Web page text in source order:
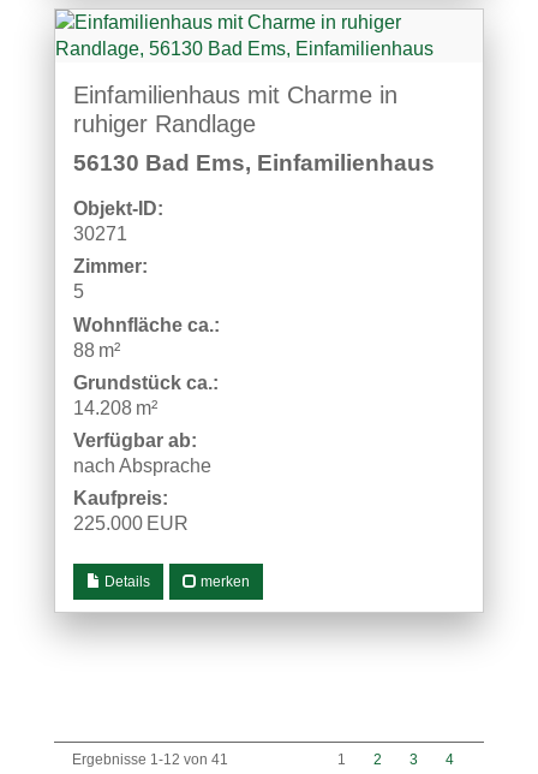
Einfamilienhaus mit Charme in
ruhiger Randlage
56130 Bad Ems, Einfamilienhaus
Objekt-ID:
30271
Zimmer:
5
Wohnfläche ca.:
88 m²
Grund­stück ca.:
14.208 m²
Verfügbar ab:
nach Absprache
Kaufpreis:
225.000 EUR
Details merken
Ergebnisse 1-12 von 41 1 2 3
4